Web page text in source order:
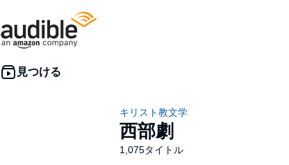
キリスト教文学
西部劇
1,075タイトル